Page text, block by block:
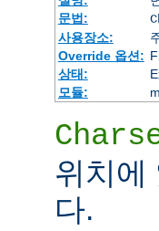
문법:
사용장소:
Override 옵션:
상태:
모듈:
위치에
다.